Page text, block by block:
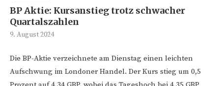
BP Aktie: Kursanstieg trotz schwacher
Quartalszahlen
9. August 2024
Die BP-Aktie verzeichnete am Dienstag einen leichten
Aufschwung im Londoner Handel. Der Kurs stieg um 0,5